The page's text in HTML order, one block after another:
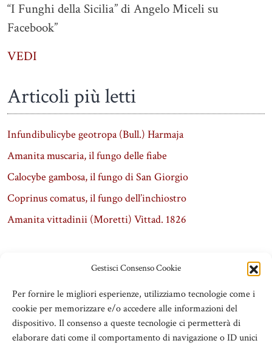
Gestisci Consenso Cookie
Per fornire le migliori esperienze, utilizziamo tecnologie come i
cookie per memorizzare e/o accedere alle informazioni del
dispositivo. Il consenso a queste tecnologie ci permetterà di
elaborare dati come il comportamento di navigazione o ID unici
“I Funghi della Sicilia” di Angelo Miceli su
Facebook”
VEDI
Articoli più letti
Infundibulicybe geotropa (Bull.) Harmaja
Amanita muscaria, il fungo delle fiabe
Calocybe gambosa, il fungo di San Giorgio
Coprinus comatus, il fungo dell’inchiostro
Amanita vittadinii (Moretti) Vittad. 1826